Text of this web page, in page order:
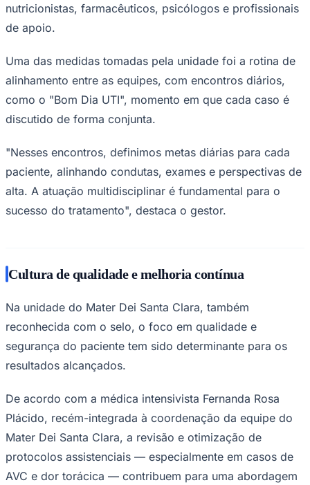
São Paulo
nutricionistas, farmacêuticos, psicólogos e profissionais
de apoio.
Uma das medidas tomadas pela unidade foi a rotina de
alinhamento entre as equipes, com encontros diários,
como o "Bom Dia UTI", momento em que cada caso é
discutido de forma conjunta.
"Nesses encontros, definimos metas diárias para cada
paciente, alinhando condutas, exames e perspectivas de
alta. A atuação multidisciplinar é fundamental para o
sucesso do tratamento", destaca o gestor.
Cultura de qualidade e melhoria contínua
Na unidade do Mater Dei Santa Clara, também
reconhecida com o selo, o foco em qualidade e
segurança do paciente tem sido determinante para os
resultados alcançados.
De acordo com a médica intensivista Fernanda Rosa
Plácido, recém-integrada à coordenação da equipe do
Mater Dei Santa Clara, a revisão e otimização de
protocolos assistenciais — especialmente em casos de
AVC e dor torácica — contribuem para uma abordagem